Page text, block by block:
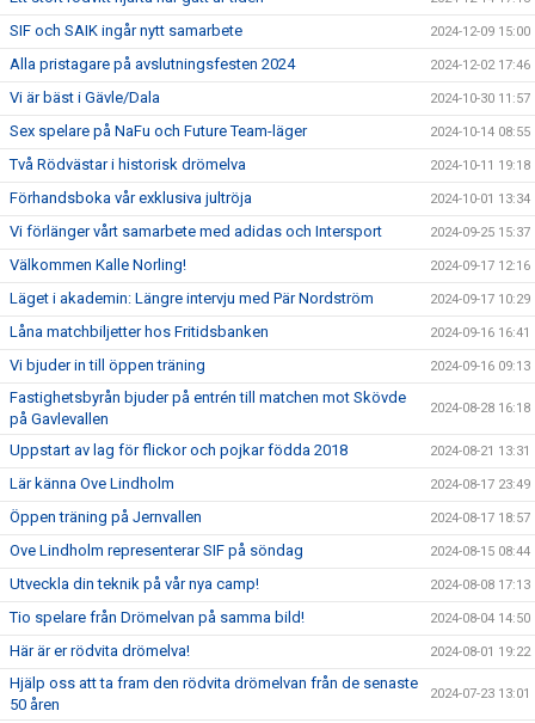
SIF och SAIK ingår nytt samarbete 2024-12-09 15:00
Alla pristagare på avslutningsfesten 2024 2024-12-02 17:46
Vi är bäst i Gävle/Dala 2024-10-30 11:57
Sex spelare på NaFu och Future Team-läger 2024-10-14 08:55
Två Rödvästar i historisk drömelva 2024-10-11 19:18
Förhandsboka vår exklusiva jultröja 2024-10-01 13:34
Vi förlänger vårt samarbete med adidas och Intersport 2024-09-25 15:37
Välkommen Kalle Norling! 2024-09-17 12:16
Läget i akademin: Längre intervju med Pär Nordström 2024-09-17 10:29
Låna matchbiljetter hos Fritidsbanken 2024-09-16 16:41
Vi bjuder in till öppen träning 2024-09-16 09:13
Fastighetsbyrån bjuder på entrén till matchen mot Skövde
på Gavlevallen
2024-08-28 16:18
Uppstart av lag för flickor och pojkar födda 2018 2024-08-21 13:31
Lär känna Ove Lindholm 2024-08-17 23:49
Öppen träning på Jernvallen 2024-08-17 18:57
Ove Lindholm representerar SIF på söndag 2024-08-15 08:44
Utveckla din teknik på vår nya camp! 2024-08-08 17:13
Tio spelare från Drömelvan på samma bild! 2024-08-04 14:50
Här är er rödvita drömelva! 2024-08-01 19:22
Hjälp oss att ta fram den rödvita drömelvan från de senaste
50 åren
2024-07-23 13:01